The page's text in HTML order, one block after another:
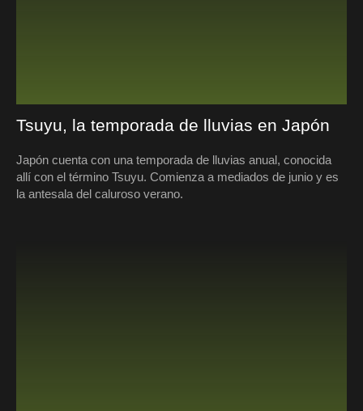
Tsuyu, la temporada de lluvias en Japón
Japón cuenta con una temporada de lluvias anual, conocida
allí con el término Tsuyu. Comienza a mediados de junio y es
la antesala del caluroso verano.